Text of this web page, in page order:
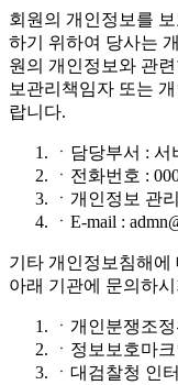
회원의 개인정보를
하기 위하여 당사는
원의 개인정보와 관
보관리책임자 또는
랍니다.
ㆍ 담당부서 : 서
ㆍ 전화번호 :
ㆍ 개인정보 관
ㆍ E-mail :
기타 개인정보침해에
아래 기관에 문의하
ㆍ 개인분쟁조
ㆍ 정보보호마크
ㆍ 대검찰청 인